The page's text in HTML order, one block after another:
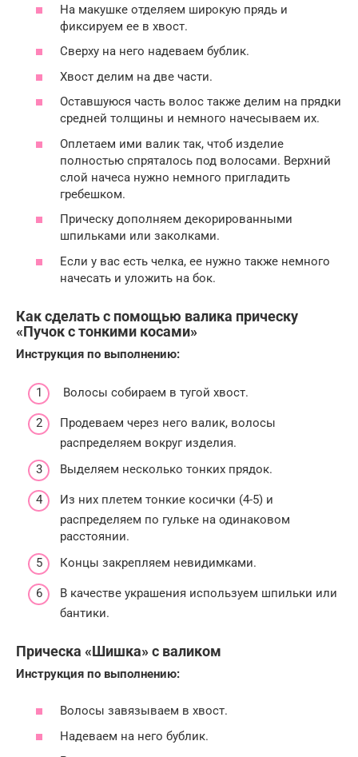
На макушке отделяем широкую прядь и
фиксируем ее в хвост.
Сверху на него надеваем бублик.
Хвост делим на две части.
Оставшуюся часть волос также делим на прядки
средней толщины и немного начесываем их.
Оплетаем ими валик так, чтоб изделие
полностью спряталось под волосами. Верхний
слой начеса нужно немного пригладить
гребешком.
Прическу дополняем декорированными
шпильками или заколками.
Если у вас есть челка, ее нужно также немного
начесать и уложить на бок.
Как сделать с помощью валика прическу
«Пучок с тонкими косами»
Инструкция по выполнению:
Волосы собираем в тугой хвост.
Продеваем через него валик, волосы
распределяем вокруг изделия.
Выделяем несколько тонких прядок.
Из них плетем тонкие косички (4-5) и
распределяем по гульке на одинаковом
расстоянии.
Концы закрепляем невидимками.
В качестве украшения используем шпильки или
бантики.
Прическа «Шишка» с валиком
Инструкция по выполнению:
Волосы завязываем в хвост.
Надеваем на него бублик.